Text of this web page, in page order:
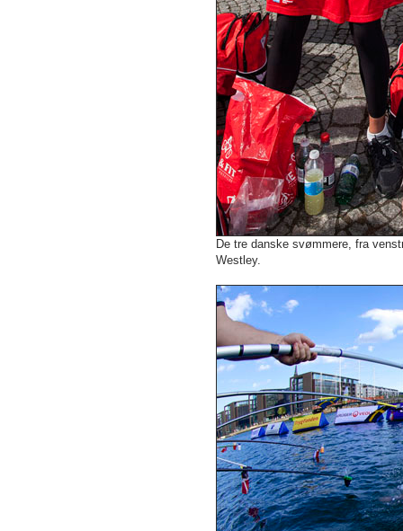
De tre danske svømmere, fra
Westley.